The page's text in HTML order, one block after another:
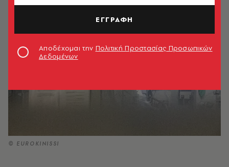
© EUROKINISSI
ΕΓΓΡΑΦΗ
Αποδέχομαι την Πολιτική Προστασίας Προσωπικών
Δεδομένων